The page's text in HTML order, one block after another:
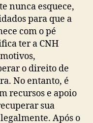
nunca esquece,
para que a
com o pé
ter a CNH
o direito de
No entanto, é
recursos e apoio
sua
Após o